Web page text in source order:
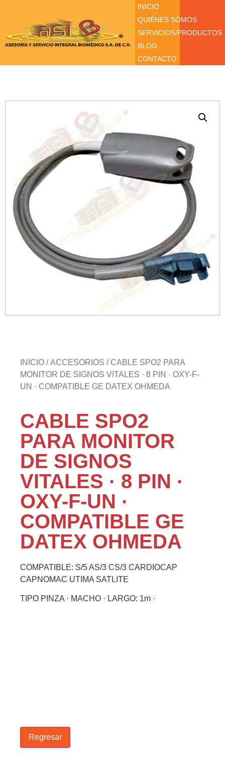
INICIO
QUIÉNES SOMOS
SERVICIOS/PRODUCTOS
BLOG
CONTACTO
INICIO /ACCESORIOS / CABLE SPO2 PARA
MONITOR DE SIGNOS VITALES · 8 PIN · OXY-F-
UN · COMPATIBLE GE DATEX OHMEDA
CABLE SPO2
PARA MONITOR
DE SIGNOS
VITALES · 8 PIN ·
OXY-F-UN ·
COMPATIBLE GE
DATEX OHMEDA
COMPATIBLE: S/5 AS/3 CS/3 CARDIOCAP
CAPNOMAC UTIMA SATLITE
TIPO PINZA · MACHO · LARGO: 1m ·
Regresar